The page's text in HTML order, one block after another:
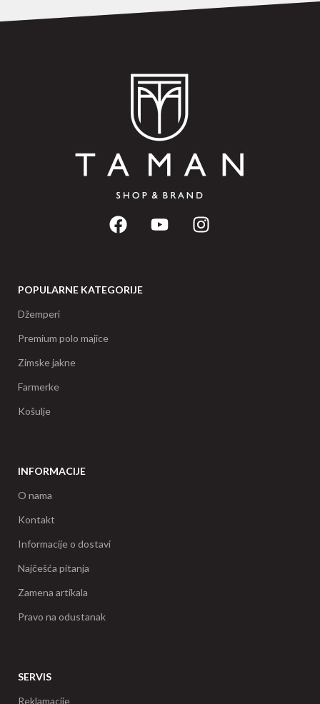
POPULARNE KATEGORIJE
Džemperi
Premium polo majice
Zimske jakne
Farmerke
Košulje
INFORMACIJE
O nama
Kontakt
Informacije o dostavi
Najčešća pitanja
Zamena artikala
Pravo na odustanak
SERVIS
Reklamacije